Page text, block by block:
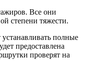
Все они
степени тяжести.
полные
предоставлена
проверят на